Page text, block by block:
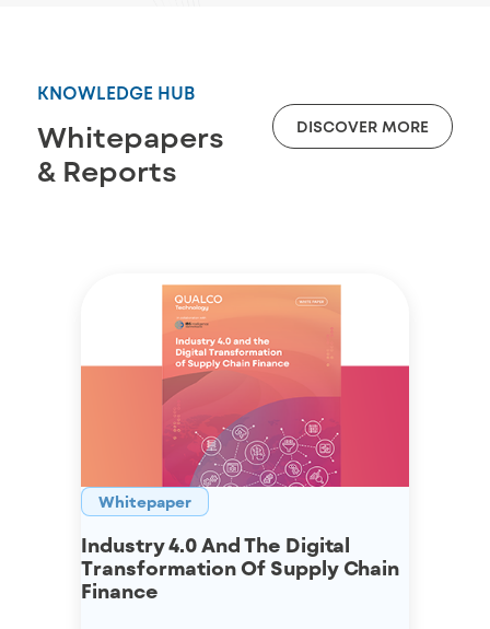
KNOWLEDGE HUB
Whitepapers
& Reports
DISCOVER MORE
Whitepaper
Industry 4.0 And The Digital
Transformation Of Supply Chain
Finance